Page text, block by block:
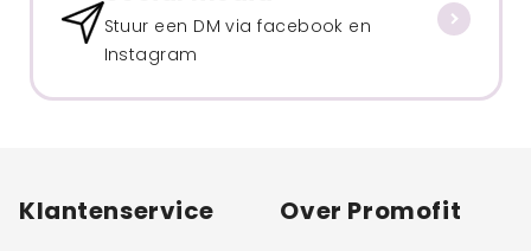
Stuur een DM via facebook en
Instagram
Klantenservice Over Promofit